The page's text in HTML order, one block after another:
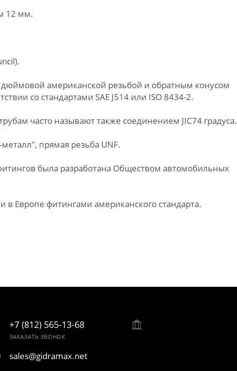
12 мм.
американской резьбой и обратным конусом
со стандартами SAE J514 или ISO 8434-2.
часто называют также соединением JIC74 градуса.
прямая резьба UNF.
была разработана Обществом автомобильных
Европе фитингами американского стандарта.
+7 (812) 565-13-68
ЗАКАЗАТЬ ЗВОНОК
sales@gidramax.net